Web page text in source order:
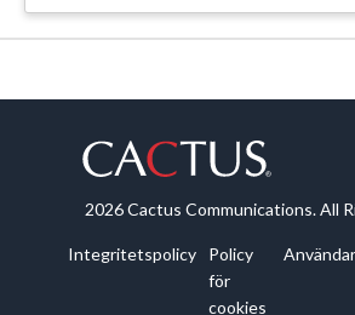
2026 Cactus Communications. All
Integritetspolicy
Policy
för
cookies